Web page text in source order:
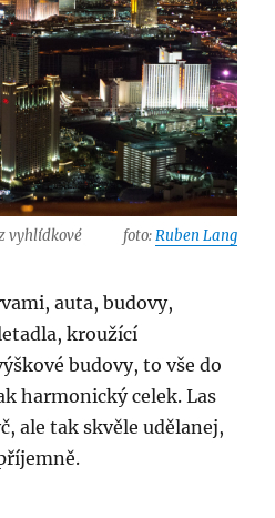
vyhlídkové
foto:Ruben Lang
auta, budovy,
kroužící
budovy, to vše do
harmonický celek. Las
ale tak skvěle udělanej,